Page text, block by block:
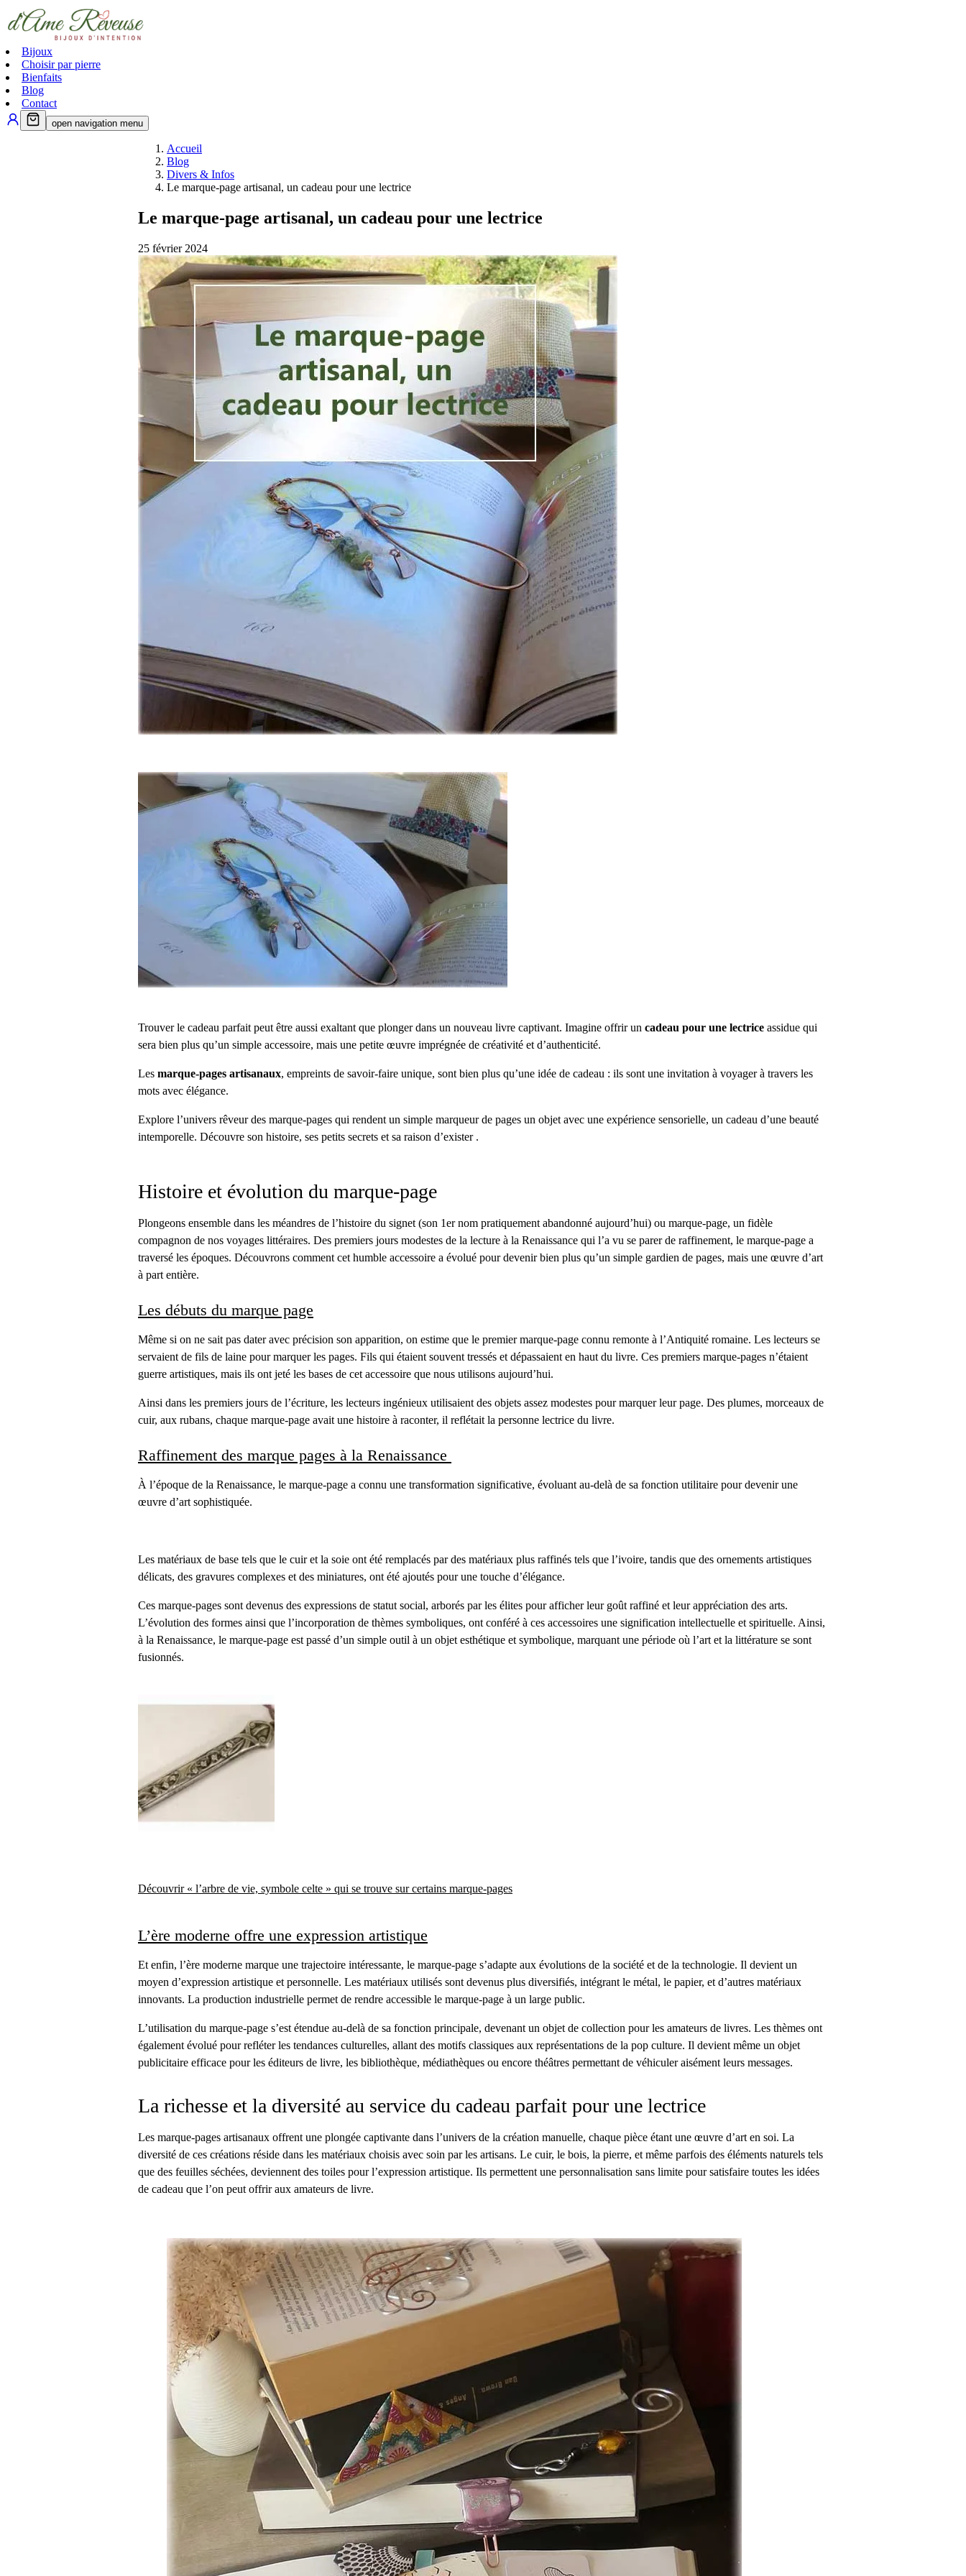
Bijoux
Choisir par pierre
Bienfaits
Blog
Contact
open navigation menu
Accueil
Blog
Divers & Infos
Le marque-page artisanal, un cadeau pour une lectrice
Le marque-page artisanal, un cadeau pour une lectrice
25 février 2024
Trouver le cadeau parfait peut être aussi exaltant que plonger dans un nouveau livre captivant. Imagine offrir un cadeau pour une lectrice assidue qui
sera bien plus qu’un simple accessoire, mais une petite œuvre imprégnée de créativité et d’authenticité.
Les marque-pages artisanaux, empreints de savoir-faire unique, sont bien plus qu’une idée de cadeau : ils sont une invitation à voyager à travers les
mots avec élégance.
Explore l’univers rêveur des marque-pages qui rendent un simple marqueur de pages un objet avec une expérience sensorielle, un cadeau d’une beauté
intemporelle. Découvre son histoire, ses petits secrets et sa raison d’exister .
Histoire et évolution du marque-page
Plongeons ensemble dans les méandres de l’histoire du signet (son 1er nom pratiquement abandonné aujourd’hui) ou marque-page, un fidèle
compagnon de nos voyages littéraires. Des premiers jours modestes de la lecture à la Renaissance qui l’a vu se parer de raffinement, le marque-page a
traversé les époques. Découvrons comment cet humble accessoire a évolué pour devenir bien plus qu’un simple gardien de pages, mais une œuvre d’art
à part entière.
Les débuts du marque page
Même si on ne sait pas dater avec précision son apparition, on estime que le premier marque-page connu remonte à l’Antiquité romaine. Les lecteurs se
servaient de fils de laine pour marquer les pages. Fils qui étaient souvent tressés et dépassaient en haut du livre. Ces premiers marque-pages n’étaient
guerre artistiques, mais ils ont jeté les bases de cet accessoire que nous utilisons aujourd’hui.
Ainsi dans les premiers jours de l’écriture, les lecteurs ingénieux utilisaient des objets assez modestes pour marquer leur page. Des plumes, morceaux de
cuir, aux rubans, chaque marque-page avait une histoire à raconter, il reflétait la personne lectrice du livre.
Raffinement des marque pages à la Renaissance
À l’époque de la Renaissance, le marque-page a connu une transformation significative, évoluant au-delà de sa fonction utilitaire pour devenir une
œuvre d’art sophistiquée.
Les matériaux de base tels que le cuir et la soie ont été remplacés par des matériaux plus raffinés tels que l’ivoire, tandis que des ornements artistiques
délicats, des gravures complexes et des miniatures, ont été ajoutés pour une touche d’élégance.
Ces marque-pages sont devenus des expressions de statut social, arborés par les élites pour afficher leur goût raffiné et leur appréciation des arts.
L’évolution des formes ainsi que l’incorporation de thèmes symboliques, ont conféré à ces accessoires une signification intellectuelle et spirituelle. Ainsi,
à la Renaissance, le marque-page est passé d’un simple outil à un objet esthétique et symbolique, marquant une période où l’art et la littérature se sont
fusionnés.
Découvrir « l’arbre de vie, symbole celte » qui se trouve sur certains marque-pages
L’ère moderne offre une expression artistique
Et enfin, l’ère moderne marque une trajectoire intéressante, le marque-page s’adapte aux évolutions de la société et de la technologie. Il devient un
moyen d’expression artistique et personnelle. Les matériaux utilisés sont devenus plus diversifiés, intégrant le métal, le papier, et d’autres matériaux
innovants. La production industrielle permet de rendre accessible le marque-page à un large public.
L’utilisation du marque-page s’est étendue au-delà de sa fonction principale, devenant un objet de collection pour les amateurs de livres. Les thèmes ont
également évolué pour refléter les tendances culturelles, allant des motifs classiques aux représentations de la pop culture. Il devient même un objet
publicitaire efficace pour les éditeurs de livre, les bibliothèque, médiathèques ou encore théâtres permettant de véhiculer aisément leurs messages.
La richesse et la diversité au service du cadeau parfait pour une lectrice
Les marque-pages artisanaux offrent une plongée captivante dans l’univers de la création manuelle, chaque pièce étant une œuvre d’art en soi. La
diversité de ces créations réside dans les matériaux choisis avec soin par les artisans. Le cuir, le bois, la pierre, et même parfois des éléments naturels tels
que des feuilles séchées, deviennent des toiles pour l’expression artistique. Ils permettent une personnalisation sans limite pour satisfaire toutes les idées
de cadeau que l’on peut offrir aux amateurs de livre.